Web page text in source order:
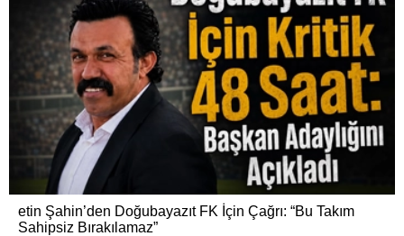
etin Şahin’den Doğubayazıt FK İçin Çağrı: “Bu Takım
Sahipsiz Bırakılamaz”